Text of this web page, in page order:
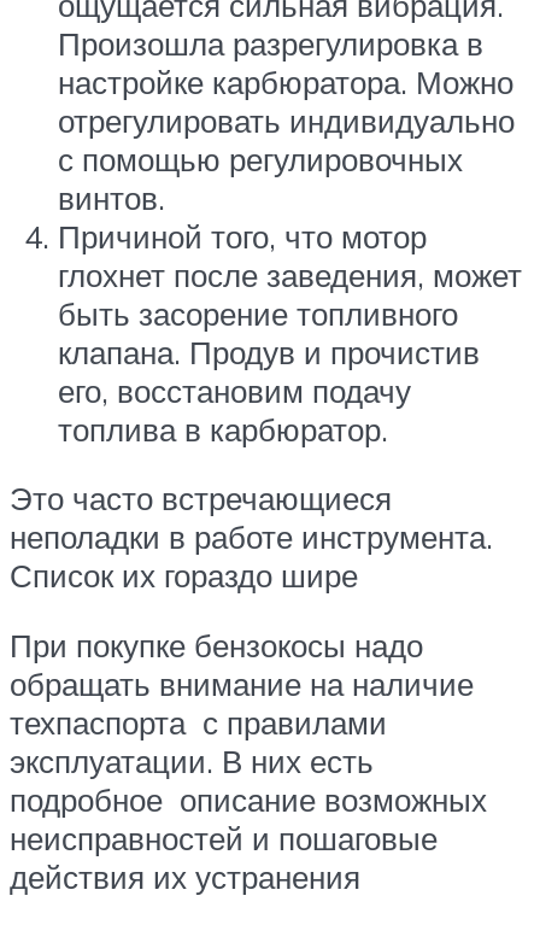
Произошла разрегулировка в
настройке карбюратора. Можно
отрегулировать индивидуально
с помощью регулировочных
винтов.
Причиной того, что мотор
глохнет после заведения, может
быть засорение топливного
клапана. Продув и прочистив
его, восстановим подачу
топлива в карбюратор.
Это часто встречающиеся
неполадки в работе инструмента.
Список их гораздо шире
При покупке бензокосы надо
обращать внимание на наличие
техпаспорта с правилами
эксплуатации. В них есть
подробное описание возможных
неисправностей и пошаговые
действия их устранения